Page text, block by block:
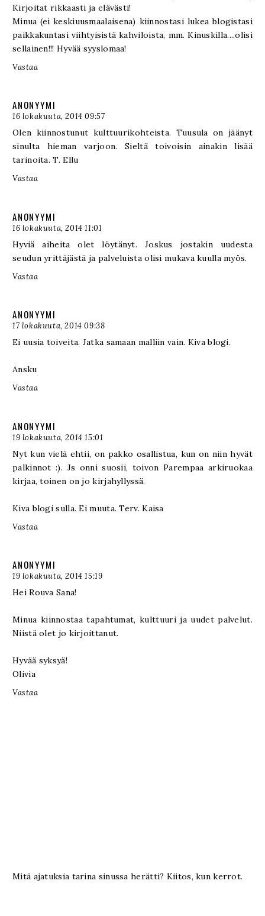
Kirjoitat rikkaasti ja elävästi!
Minua (ei keskiuusmaalaisena) kiinnostasi lukea blogistasi
paikkakuntasi viihtyisistä kahviloista, mm. Kinuskilla....olisi
sellainen!!! Hyvää syyslomaa!
Vastaa
ANONYYMI
16 lokakuuta, 2014 09:57
Olen kiinnostunut kulttuurikohteista. Tuusula on jäänyt
sinulta hieman varjoon. Sieltä toivoisin ainakin lisää
tarinoita. T. Ellu
Vastaa
ANONYYMI
16 lokakuuta, 2014 11:01
Hyviä aiheita olet löytänyt. Joskus jostakin uudesta
seudun yrittäjästä ja palveluista olisi mukava kuulla myös.
Vastaa
ANONYYMI
17 lokakuuta, 2014 09:38
Ei uusia toiveita. Jatka samaan malliin vain. Kiva blogi.
Ansku
Vastaa
ANONYYMI
19 lokakuuta, 2014 15:01
Nyt kun vielä ehtii, on pakko osallistua, kun on niin hyvät
palkinnot :). Js onni suosii, toivon Parempaa arkiruokaa
kirjaa, toinen on jo kirjahyllyssä.
Kiva blogi sulla. Ei muuta. Terv. Kaisa
Vastaa
ANONYYMI
19 lokakuuta, 2014 15:19
Hei Rouva Sana!
Minua kiinnostaa tapahtumat, kulttuuri ja uudet palvelut.
Niistä olet jo kirjoittanut.
Hyvää syksyä!
Olivia
Vastaa
Mitä ajatuksia tarina sinussa herätti? Kiitos, kun kerrot.